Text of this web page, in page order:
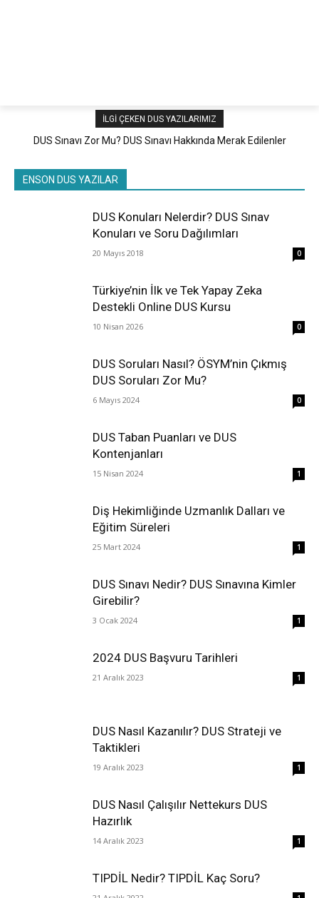
İLGI ÇEKEN DUS YAZILARIMIZ
DUS Sınavı Zor Mu? DUS Sınavı Hakkında Merak Edilenler
ENSON DUS YAZILAR
DUS Konuları Nelerdir? DUS Sınav
Konuları ve Soru Dağılımları
20 Mayıs 2018 0
Türkiye’nin İlk ve Tek Yapay Zeka
Destekli Online DUS Kursu
10 Nisan 2026 0
DUS Soruları Nasıl? ÖSYM’nin Çıkmış
DUS Soruları Zor Mu?
6 Mayıs 2024 0
DUS Taban Puanları ve DUS
Kontenjanları
15 Nisan 2024 1
Diş Hekimliğinde Uzmanlık Dalları ve
Eğitim Süreleri
25 Mart 2024 1
DUS Sınavı Nedir? DUS Sınavına Kimler
Girebilir?
3 Ocak 2024 1
2024 DUS Başvuru Tarihleri
21 Aralık 2023 1
DUS Nasıl Kazanılır? DUS Strateji ve
Taktikleri
19 Aralık 2023 1
DUS Nasıl Çalışılır Nettekurs DUS
Hazırlık
14 Aralık 2023 1
TIPDİL Nedir? TIPDİL Kaç Soru?